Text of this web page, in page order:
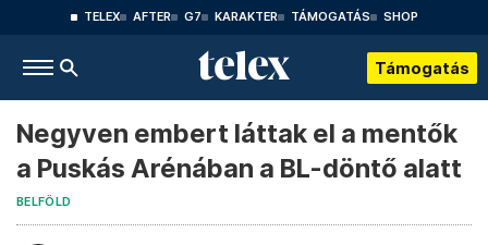
TELEX AFTER G7 KARAKTER TÁMOGATÁS SHOP
Támogatás
Negyven embert láttak el a mentők
a Puskás Arénában a BL-döntő alatt
BELFÖLD